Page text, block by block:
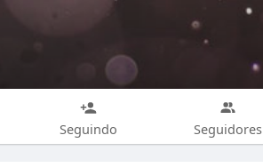
Seguindo Seguidores